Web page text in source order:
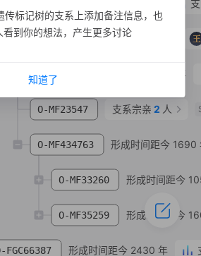
FGC66387 形成时间距今 2430 年
O-MV26174 形成时间距今 780 年 王
O-MF463640 形成时间距今 1710 年
O-MF23547 支系宗亲 2 人
O-MF434763 形成时间距今 1690
O-MF33260 形成时间距今
O-MF35259 形成时间距今
传标记树的支系上添加备注信息，也
看到你的想法，产生更多讨论
知道了